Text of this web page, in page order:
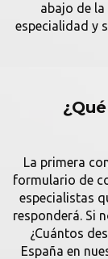
abajo de
especialidad y
La primera
formulario de
especialistas
responderá. Si
¿Cuántos
España en